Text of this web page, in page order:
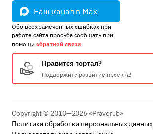
Наш канал в Max
Обо всех замеченных ошибках при
работе сайта просьба сообщать при
помощи обратной связи
Нравится портал?
Поддержите развитие проекта!
Copyright © 2010—2026 «Pravorub»
Политика обработки персональных данных